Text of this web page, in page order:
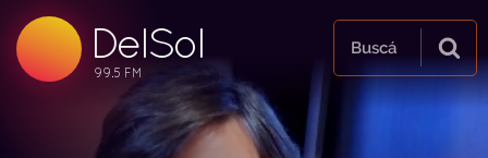
DelSol
99.5 FM
99.5 FM
99.5 FM
Buscá